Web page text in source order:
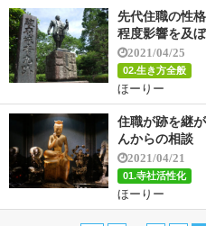
先代住職の性
程度影響を及
2021/04/25
02.生き方全般
ほーりー
住職が跡を継
んからの相談
2021/04/21
01.寺社活性化
ほーりー